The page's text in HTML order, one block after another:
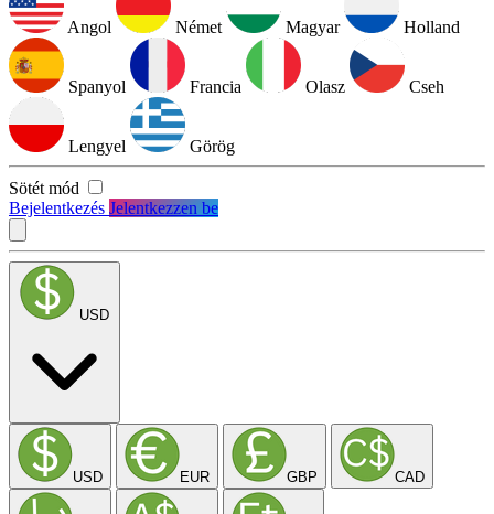
Angol Német Magyar Holland
Spanyol Francia Olasz Cseh
Lengyel Görög
Sötét mód
Bejelentkezés Jelentkezzen be
USD
USD EUR GBP CAD